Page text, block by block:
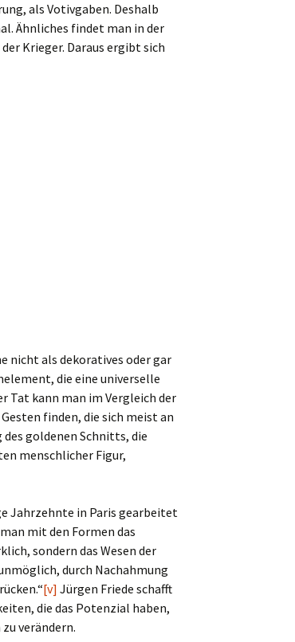
als Votivgaben. Deshalb
Ähnliches findet man in der
Krieger. Daraus ergibt sich
nicht als dekoratives oder gar
die eine universelle
Tat kann man im Vergleich der
finden, die sich meist an
goldenen Schnitts, die
menschlicher Figur,
Jahrzehnte in Paris gearbeitet
mit den Formen das
sondern das Wesen der
durch Nachahmung
[v] Jürgen Friede schafft
die das Potenzial haben,
verändern.